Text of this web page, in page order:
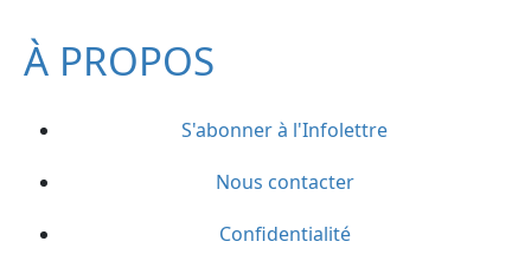
À PROPOS
S'abonner à l'Infolettre
Nous contacter
Confidentialité